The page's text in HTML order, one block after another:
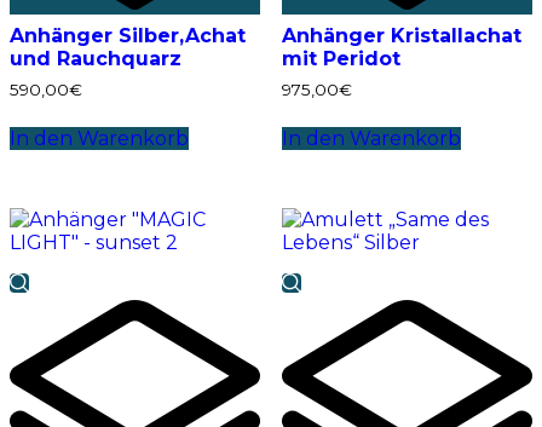
Anhänger Silber,Achat
und Rauchquarz
590,00€
In den Warenkorb
Anhänger Kristallachat
mit Peridot
975,00€
In den Warenkorb